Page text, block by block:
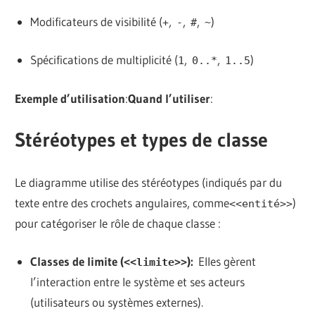
Modificateurs de visibilité (+, -, #, ~)
Spécifications de multiplicité (1, 0..*, 1..5)
Exemple d’utilisation:Quand l’utiliser:
Stéréotypes et types de classe
Le diagramme utilise des stéréotypes (indiqués par du
texte entre des crochets angulaires, comme<<entité>>)
pour catégoriser le rôle de chaque classe :
Classes de limite (<<limite>>): Elles gèrent
l’interaction entre le système et ses acteurs
(utilisateurs ou systèmes externes).